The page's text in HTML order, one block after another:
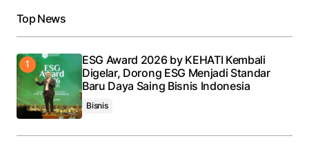
Top News
ESG Award 2026 by KEHATI Kembali
Digelar, Dorong ESG Menjadi Standar
Baru Daya Saing Bisnis Indonesia
Bisnis